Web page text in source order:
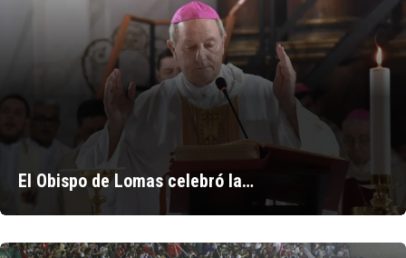
El Obispo de Lomas celebró la…